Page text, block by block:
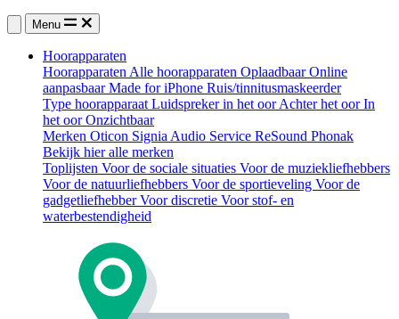
Menu
Hoorapparaten
Hoorapparaten Alle hoorapparaten OplaadbaarOnline
aanpasbaarMade for iPhone Ruis/tinnitusmaskeerder
Type hoorapparaat Luidspreker in het oorAchter het oorIn
het oorOnzichtbaar
Merken Oticon Signia Audio Service ReSound Phonak
Bekijk hier alle merken
Toplijsten Voor de sociale situaties Voor de muziekliefhebbers
Voor de natuurliefhebbers Voor de sportieveling Voor de
gadgetliefhebberVoor discretie Voor stof- en
waterbestendigheid